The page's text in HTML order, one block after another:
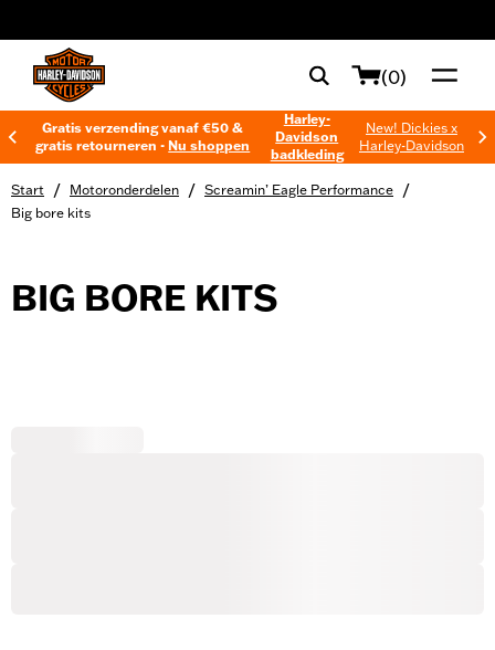
(0)
Gratis verzending vanaf €50 &
gratis retourneren -Nu shoppen
Harley-
Davidson
badkleding
New! Dickies x
Harley-Davidson
Start / Motoronderdelen / Screamin’ Eagle Performance /
Big bore kits
BIG BORE KITS